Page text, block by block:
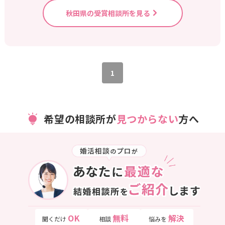
秋田県の受賞相談所を見る
1
希望の相談所が見つからない方へ
聞くだけ OK 相談 無料 悩みを 解決